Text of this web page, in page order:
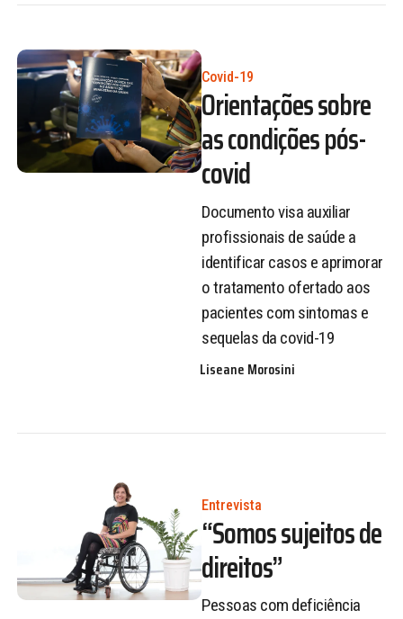
Covid-19
Orientações sobre
as condições pós-
covid
Documento visa auxiliar
profissionais de saúde a
identificar casos e aprimorar
o tratamento ofertado aos
pacientes com sintomas e
sequelas da covid-19
Liseane Morosini
Entrevista
“Somos sujeitos de
direitos”
Pessoas com deficiência